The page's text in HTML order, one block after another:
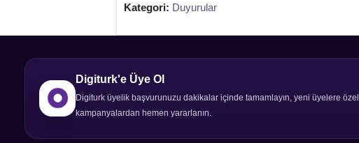
Kategori: Duyurular
Digiturk'e Üye Ol
Digiturk üyelik başvurunuzu dakikalar içinde tamamlayın, yeni üyelere özel
kampanyalardan hemen yararlanın.